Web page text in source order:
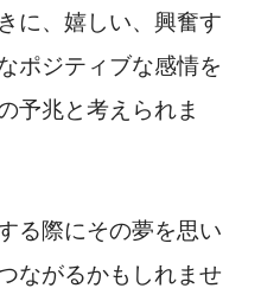
に、嬉しい、興奮す
ポジティブな感情を
予兆と考えられま
る際にその夢を思い
ながるかもしれませ